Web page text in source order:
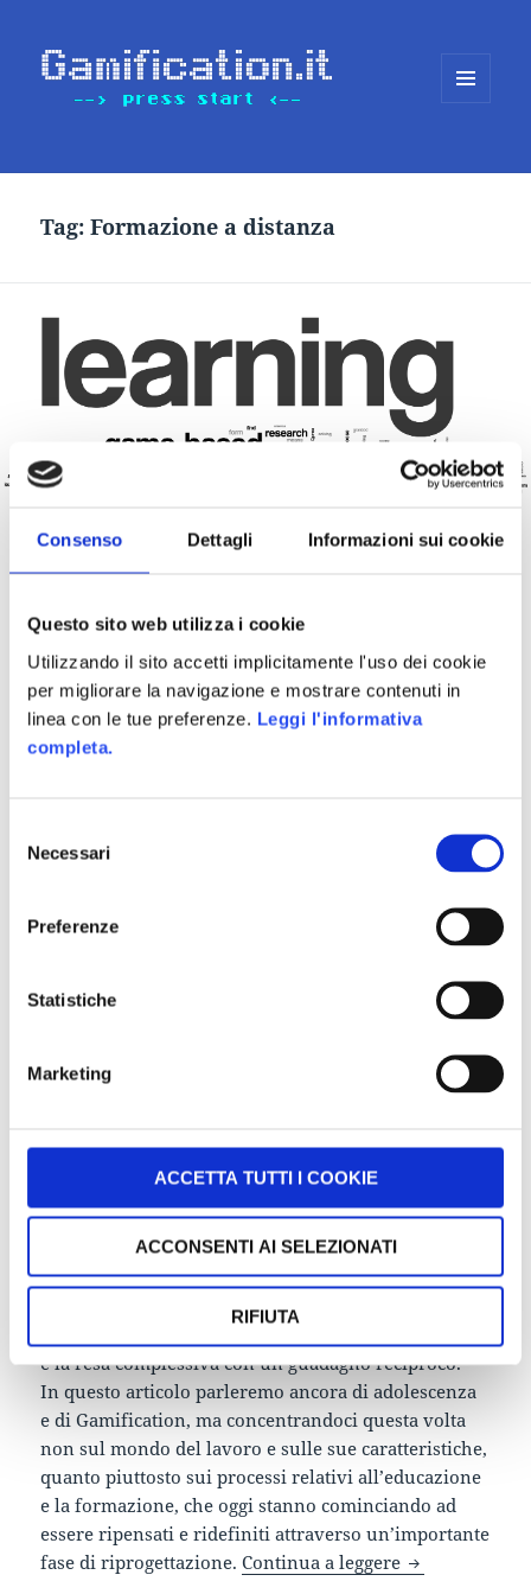
Consenso Dettagli Informazioni sui cookie
Questo sito web utilizza i cookie
Utilizzando il sito accetti implicitamente l'uso dei cookie
per migliorare la navigazione e mostrare contenuti in
linea con le tue preferenze. Leggi l'informativa
completa.
delNecessari
Preferenze
Statistiche
Marketing
ACCETTA TUTTI I COOKIE
ACCONSENTI AI SELEZIONATI
RIFIUTA
Tag:Formazione a distanza
Gamification ed educazione:
un nuovo approccio
brevemente trattato l’
modo costruttivo tutte quelle meccaniche e quelle
strategie tipiche della Gamification, adattandovisi:
questo non solo e non tanto per venire incontro alle
necessità dei futuri neo-assunti, quanto piuttosto
per aiutarli nell’inserimento in un nuovo contesto,
e la resa complessiva con un guadagno reciproco.
In questo articolo parleremo ancora di adolescenza
e di Gamification, ma concentrandoci questa volta
non sul mondo del lavoro e sulle sue caratteristiche,
quanto piuttosto sui processi relativi all’educazione
e la formazione, che oggi stanno cominciando ad
essere ripensati e ridefiniti attraverso un’importante
fase di riprogettazione.Continua a leggere Gamification